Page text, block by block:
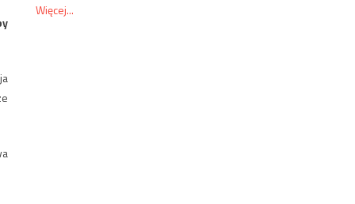
Więcej...